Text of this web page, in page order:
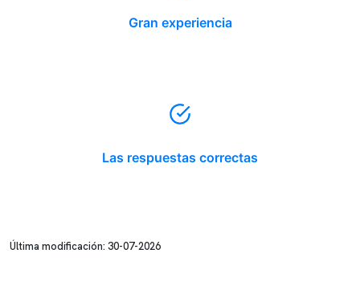
Gran experiencia
Las respuestas correctas
Última modificación: 30-07-2026